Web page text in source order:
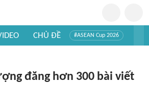
CHỦ ĐỀ #ASEAN Cup 2026
đăng hơn 300 bài viết